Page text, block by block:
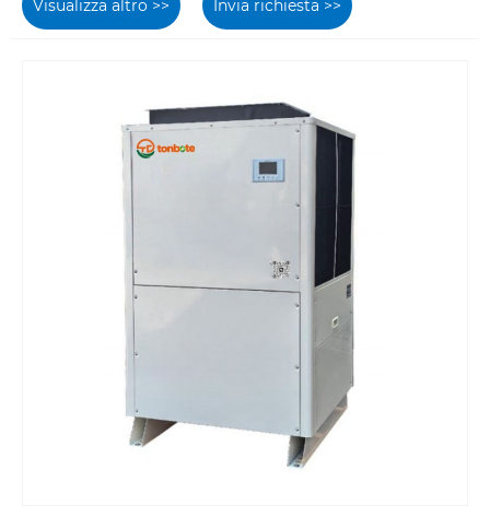
Visualizza altro >> Invia richiesta >>